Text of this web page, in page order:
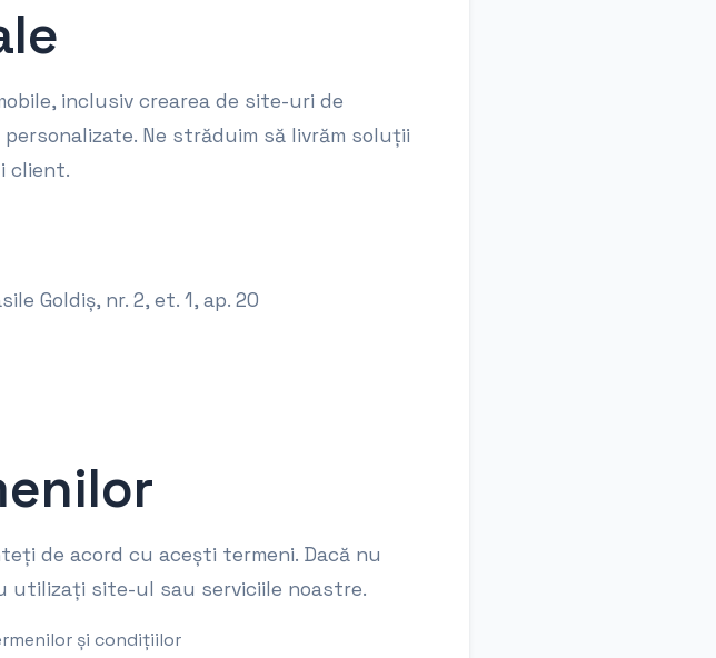
inclusiv crearea de site-uri de
Ne străduim să livrăm soluții
client.
Goldiș, nr. 2, et. 1, ap. 20
de acord cu acești termeni. Dacă nu
utilizați site-ul sau serviciile noastre.
și condițiilor